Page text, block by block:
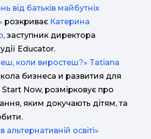
від батьків майбутніх
розкриває Катерина
, заступник директора
Educator.
коли виростеш?» Tatiana
бизнеса и развития для
Now, розмірковує про
яким докучають дітям, та
альтернативній освіті»